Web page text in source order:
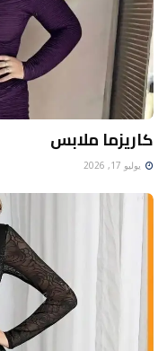
كاريزما ملابس
يوليو 17, 2026